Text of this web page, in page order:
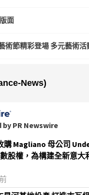
面
術節精彩登場 多元藝術
News)
PR Newswire
購 Magliano 母公司
股權，為構建全新意大